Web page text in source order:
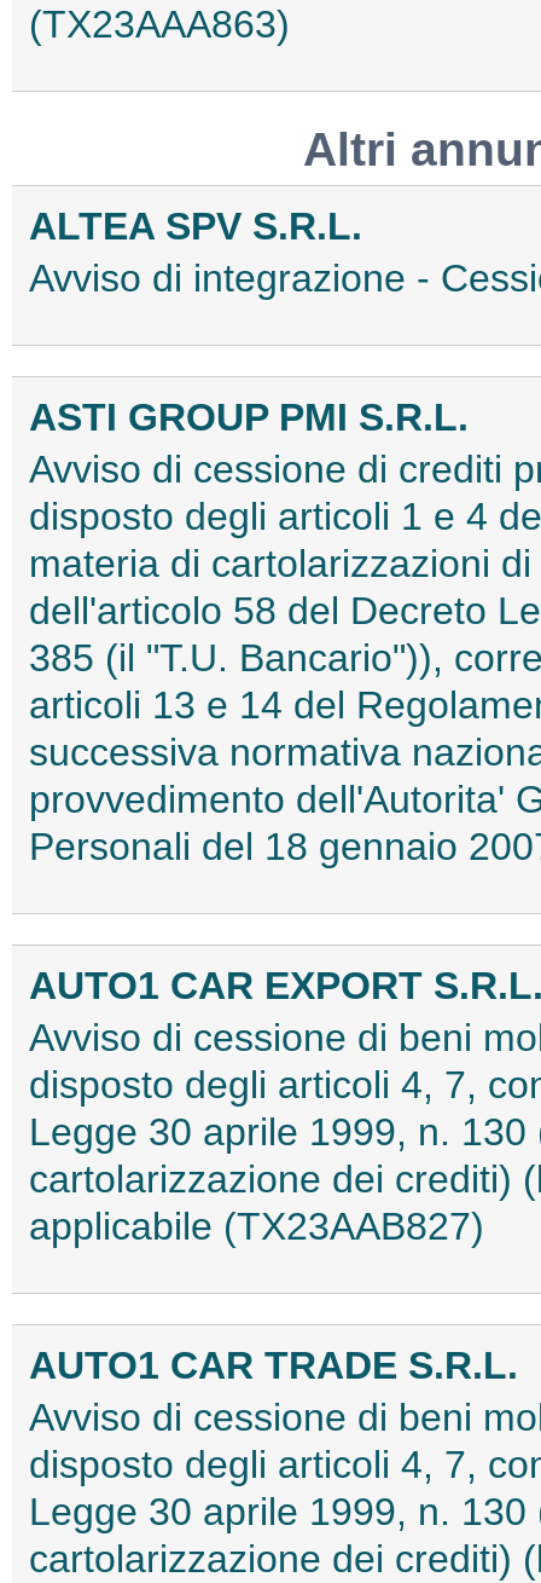
(TX23AAA863)
Altri
ALTEA SPV S.R.L.
Avviso di integrazione -
ASTI GROUP PMI S.R.L.
Avviso di cessione di crediti
disposto degli articoli 1 e 4
materia di cartolarizzazioni
dell'articolo 58 del Decreto
385 (il "T.U. Bancario")),
articoli 13 e 14 del
successiva normativa
provvedimento dell'Autorita'
Personali del 18 gennaio
AUTO1 CAR EXPORT
Avviso di cessione di beni
disposto degli articoli 4, 7,
Legge 30 aprile 1999, n.
cartolarizzazione dei crediti)
applicabile (TX23AAB827)
AUTO1 CAR TRADE S.R.L.
Avviso di cessione di beni
disposto degli articoli 4, 7,
Legge 30 aprile 1999, n.
cartolarizzazione dei crediti)